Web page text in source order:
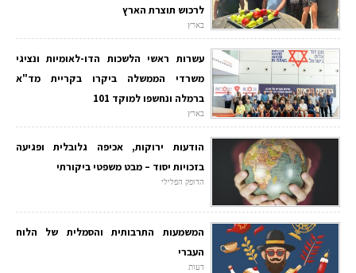
לרכוש תוצרת הארץ
בארץ
עשרות ראשי הלשכות הדו-לאומיות ונציגי
משרדי הממשלה ביקרו בקריית מד"א
ברמלה ונחשפו למוקד 101
בארץ
הודעות ירוקות, אכיפה גלובלית ופגיעה
בזכויות יסוד – מבט משפטי ביקורתי
הדופק הפלילי
המשמעות התרבותית והסמלית של הלוח
העברי
דעות